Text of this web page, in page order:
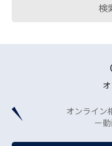
検
オンライン
ー